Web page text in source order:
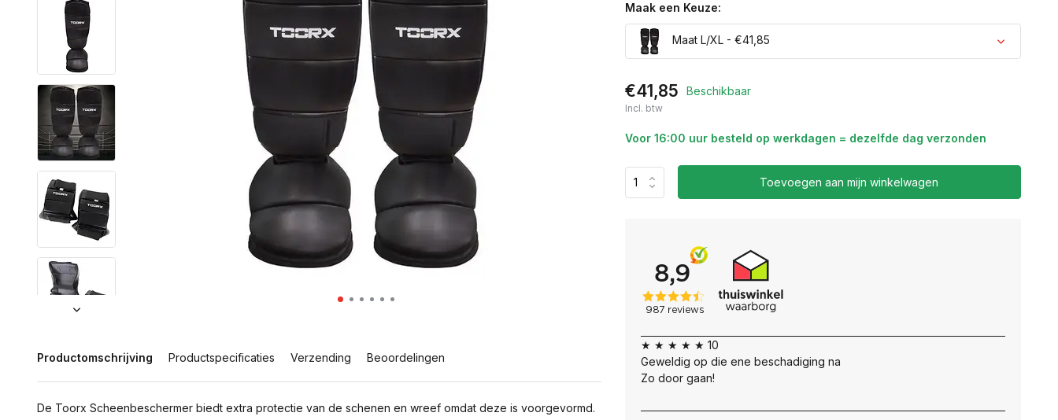
Productomschrijving Productspecificaties Verzending Beoordelingen
De Toorx Scheenbeschermer biedt extra protectie van de schenen en wreef omdat deze is voorgevormd.
Maak een Keuze:
Maat L/XL - €41,85
€41,85 Beschikbaar
Incl. btw
Voor 16:00 uur besteld op werkdagen = dezelfde dag verzonden
Toevoegen aan mijn winkelwagen
★ ★ ★ ★ ★ 10
Geweldig op die ene beschadiging na
Zo door gaan!